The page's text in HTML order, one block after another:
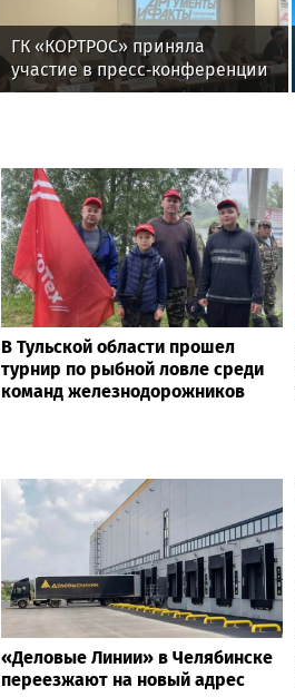
ГК «КОРТРОС» приняла
участие в пресс‑конференции
о развитии строительной
В Тульской области прошел
турнир по рыбной ловле среди
команд железнодорожников
«Деловые Линии» в Челябинске
переезжают на новый адрес